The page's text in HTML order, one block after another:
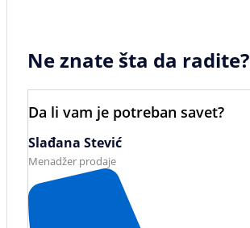
Ne znate šta da radite?
Da li vam je potreban savet?
Slađana Stević
Menadžer prodaje